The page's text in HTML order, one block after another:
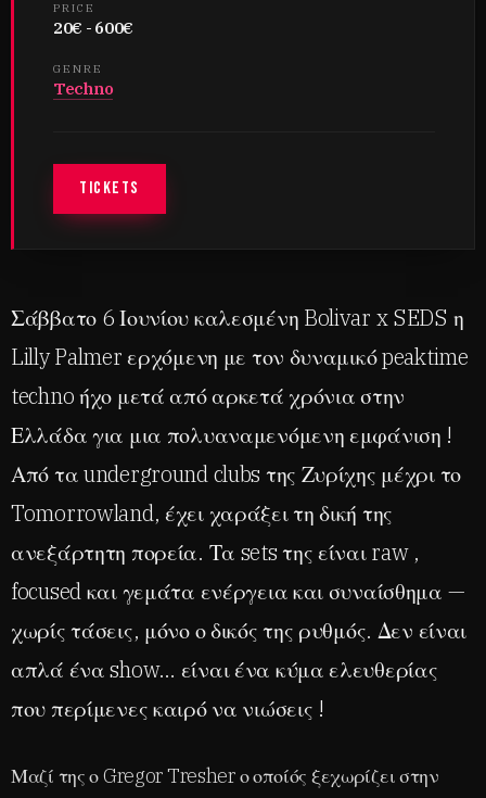
PRICE
20€ - 600€
GENRE
Techno
TICKETS
Σάββατο 6 Ιουνίου καλεσμένη Bolivar x SEDS η
Lilly Palmer ερχόμενη με τον δυναμικό peaktime
techno ήχο μετά από αρκετά χρόνια στην
Ελλάδα για μια πολυαναμενόμενη εμφάνιση !
Από τα underground clubs της Ζυρίχης μέχρι το
Tomorrowland, έχει χαράξει τη δική της
ανεξάρτητη πορεία. Τα sets της είναι raw ,
focused και γεμάτα ενέργεια και συναίσθημα —
χωρίς τάσεις, μόνο ο δικός της ρυθμός. Δεν είναι
απλά ένα show… είναι ένα κύμα ελευθερίας
που περίμενες καιρό να νιώσεις !
Μαζί της ο Gregor Tresher ο οποίός ξεχωρίζει στην